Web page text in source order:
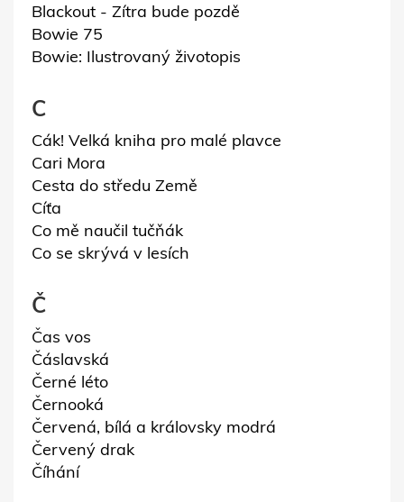
Blackout - Zítra bude pozdě
Bowie 75
Bowie: Ilustrovaný životopis
C
Cák! Velká kniha pro malé plavce
Cari Mora
Cesta do středu Země
Cíťa
Co mě naučil tučňák
Co se skrývá v lesích
Č
Čas vos
Čáslavská
Černé léto
Černooká
Červená, bílá a královsky modrá
Červený drak
Číhání